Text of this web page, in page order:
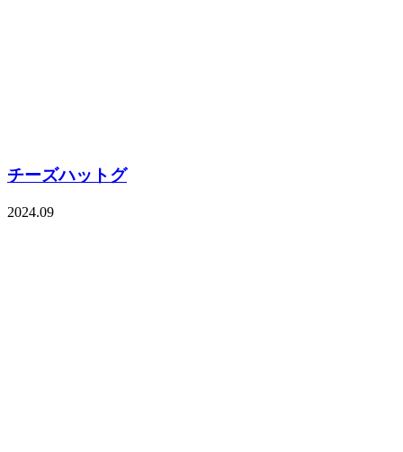
チーズハットグ
2024.09